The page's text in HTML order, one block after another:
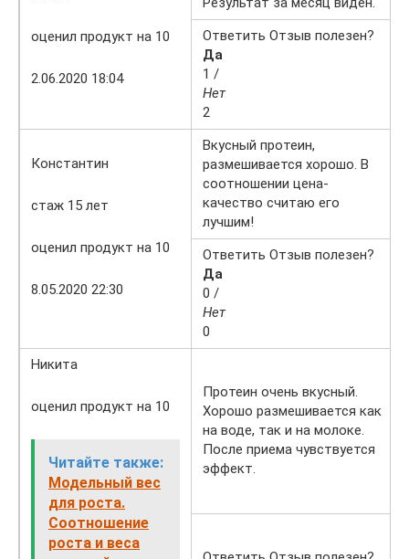
оценил продукт на 10
2.06.2020 18:04
Ответить Отзыв полезен?
Да
1 /
Нет
2
Константин
стаж 15 лет
оценил продукт на 10
8.05.2020 22:30
Вкусный протеин,
размешивается хорошо. В
соотношении цена-
качество считаю его
лучшим!
Ответить Отзыв полезен?
Да
0 /
Нет
0
Никита
оценил продукт на 10
Читайте также:
Модельный вес
для роста.
Соотношение
роста и веса
Протеин очень вкусный.
Хорошо размешивается как
на воде, так и на молоке.
После приема чувствуется
эффект.